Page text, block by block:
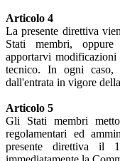
Articolo 4
La presente direttiva
Stati membri, oppure
apportarvi modificazioni
tecnico. In ogni caso,
dall'entrata in vigore
Articolo 5
Gli Stati membri
regolamentari ed
presente direttiva il